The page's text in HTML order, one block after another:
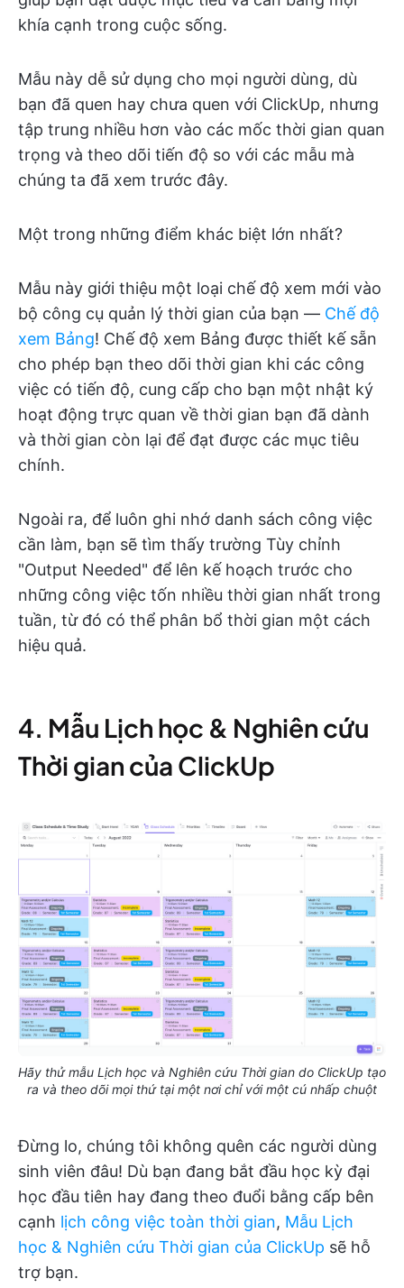
khía cạnh trong cuộc sống.
Mẫu này dễ sử dụng cho mọi người dùng, dù
bạn đã quen hay chưa quen với ClickUp, nhưng
tập trung nhiều hơn vào các mốc thời gian quan
trọng và theo dõi tiến độ so với các mẫu mà
chúng ta đã xem trước đây.
Một trong những điểm khác biệt lớn nhất?
Mẫu này giới thiệu một loại chế độ xem mới vào
bộ công cụ quản lý thời gian của bạn — Chế độ
xem Bảng! Chế độ xem Bảng được thiết kế sẵn
cho phép bạn theo dõi thời gian khi các công
việc có tiến độ, cung cấp cho bạn một nhật ký
hoạt động trực quan về thời gian bạn đã dành
và thời gian còn lại để đạt được các mục tiêu
chính.
Ngoài ra, để luôn ghi nhớ danh sách công việc
cần làm, bạn sẽ tìm thấy trường Tùy chỉnh
"Output Needed" để lên kế hoạch trước cho
những công việc tốn nhiều thời gian nhất trong
tuần, từ đó có thể phân bổ thời gian một cách
hiệu quả.
4. Mẫu Lịch học & Nghiên cứu
Thời gian của ClickUp
Hãy thử mẫu Lịch học và Nghiên cứu Thời gian do ClickUp tạo
ra và theo dõi mọi thứ tại một nơi chỉ với một cú nhấp chuột
Đừng lo, chúng tôi không quên các người dùng
sinh viên đâu! Dù bạn đang bắt đầu học kỳ đại
học đầu tiên hay đang theo đuổi bằng cấp bên
cạnh lịch công việc toàn thời gian, Mẫu Lịch
học & Nghiên cứu Thời gian của ClickUp sẽ hỗ
trợ bạn.